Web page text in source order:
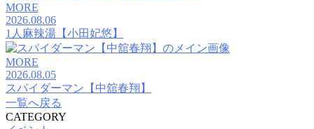
MORE
2026.08.06
1人麻辣湯【小田妃悠】
MORE
2026.08.05
スパイダーマン【中舘春翔】
一覧へ戻る
CATEGORY